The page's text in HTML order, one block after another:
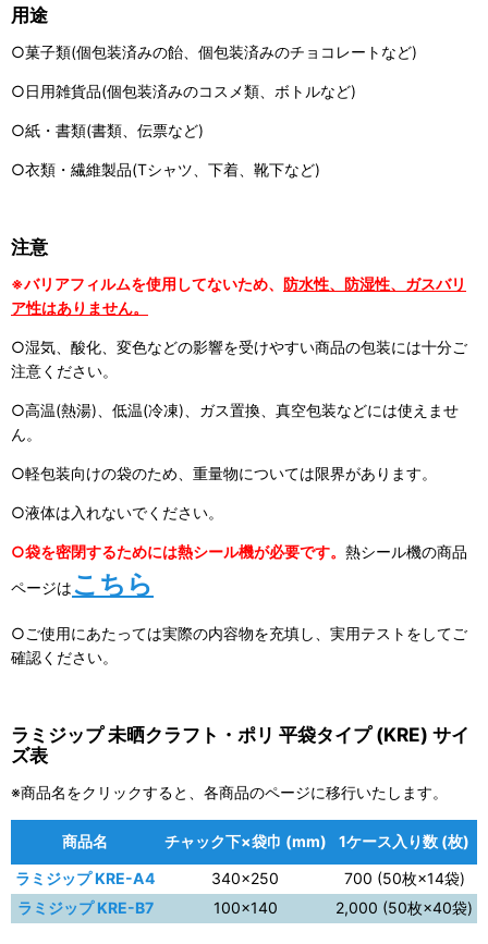
用途
○菓子類(個包装済みの飴、個包装済みのチョコレートなど)
○日用雑貨品(個包装済みのコスメ類、ボトルなど)
○紙・書類(書類、伝票など)
○衣類・繊維製品(Tシャツ、下着、靴下など)
注意
※バリアフィルムを使用してないため、 防水性、防湿性、ガスバリ
ア性はありません。
○湿気、酸化、変色などの影響を受けやすい商品の包装には十分ご
注意ください。
○高温(熱湯)、低温(冷凍)、ガス置換、真空包装などには使えませ
ん。
○軽包装向けの袋のため、重量物については限界があります。
○液体は入れないでください。
○袋を密閉するためには熱シール機が必要です。 熱シール機の商品
ページはこちら
○ご使用にあたっては実際の内容物を充填し、実用テストをしてご
確認ください。
ラミジップ 未晒クラフト・ポリ 平袋タイプ (KRE) サイ
ズ表
※商品名をクリックすると、各商品のページに移行いたします。
商品名 チャック下×袋巾 (mm)
1ケース入り数 (枚)
ラミジップ KRE-A4
340×250
700 (50枚×14袋)
ラミジップ KRE-B7
100×140 2,000 (50枚×40袋)